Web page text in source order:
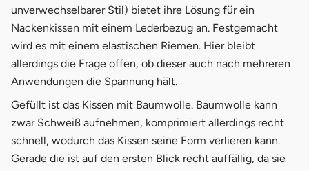
unverwechselbarer Stil) bietet ihre Lösung für ein
Nackenkissen mit einem Lederbezug an. Festgemacht
wird es mit einem elastischen Riemen. Hier bleibt
allerdings die Frage offen, ob dieser auch nach mehreren
Anwendungen die Spannung hält.
Gefüllt ist das Kissen mit Baumwolle. Baumwolle kann
zwar Schweiß aufnehmen, komprimiert allerdings recht
schnell, wodurch das Kissen seine Form verlieren kann.
Gerade die ist auf den ersten Blick recht auffällig, da sie